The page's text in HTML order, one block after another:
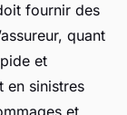
fournir des
quant
et
en sinistres